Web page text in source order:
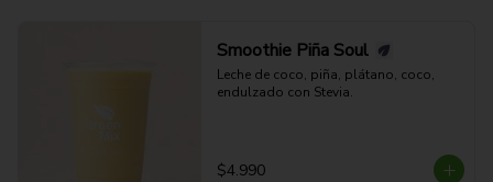
Smoothie Piña Soul
Leche de coco, piña, plátano, coco,
endulzado con Stevia.
$4.990